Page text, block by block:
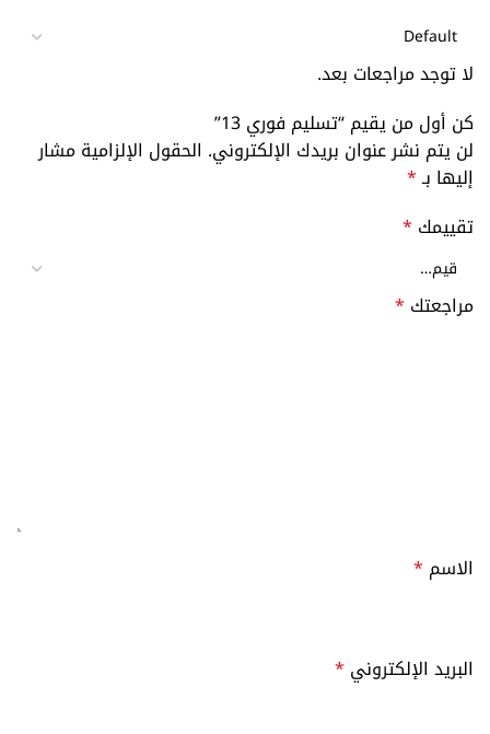
لا توجد مراجعات بعد.
كن أول من يقيم “تسليم فوري 13”
لن يتم نشر عنوان بريدك الإلكتروني. الحقول الإلزامية مشار
إليها بـ*
تقييمك *
مراجعتك *
الاسم *
البريد الإلكتروني *